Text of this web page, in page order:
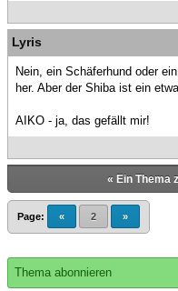
Lyris
Nein, ein Schäferhund oder
her. Aber der Shiba ist ein
AIKO - ja, das gefällt mir!
« Ein Thema
Page: « 2 »
Thema abonnieren